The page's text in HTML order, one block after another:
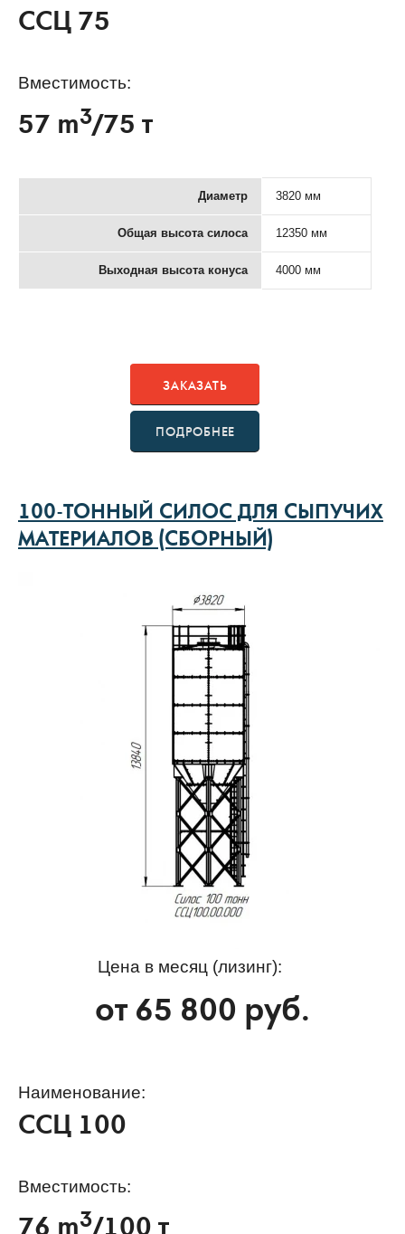
ССЦ 75
Вместимость:
57 m3/75 т
Диаметр 3820 мм
Общая высота силоса 12350 мм
Выходная высота конуса 4000 мм
ЗАКАЗАТЬ
ПОДРОБНЕЕ
100-ТОННЫЙ СИЛОС ДЛЯ СЫПУЧИХ
МАТЕРИАЛОВ (СБОРНЫЙ)
Цена в месяц (лизинг):
от 65 800 руб.
Наименование:
ССЦ 100
Вместимость:
3